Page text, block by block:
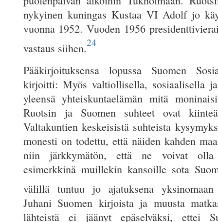
nykyinen kuningas Kustaa VI Adolf jo
vuonna 1952. Vuoden 1956
vastaus siihen.24
Pääkirjoituksensa lopussa Suomen
kirjoitti: Myös valtiollisella, sosiaalisella
yleensä yhteiskuntaelämän mitä
Ruotsin ja Suomen suhteet ovat
Valtakuntien keskeisistä suhteista
monesti on todettu, että näiden kahden
niin järkkymätön, että ne voivat olla
esimerkkinä muillekin kansoille–sota
välillä tuntuu jo ajatuksena yksinomaan
Juhani Suomen kirjoista ja muusta
lähteistä ei jäänyt epäselväksi, ettei